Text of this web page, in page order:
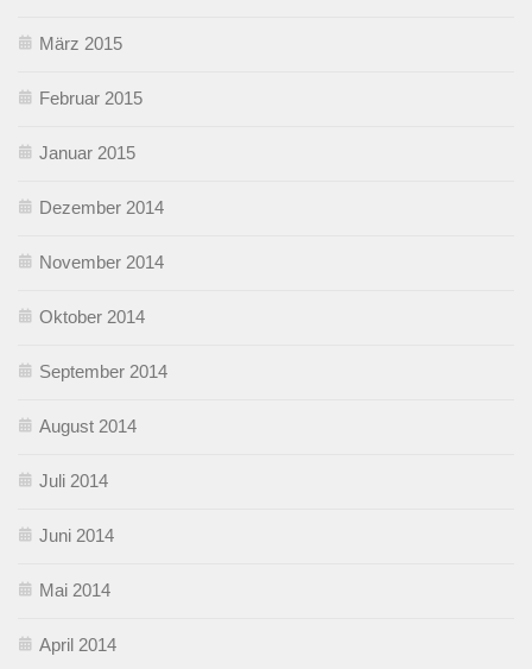
März 2015
Februar 2015
Januar 2015
Dezember 2014
November 2014
Oktober 2014
September 2014
August 2014
Juli 2014
Juni 2014
Mai 2014
April 2014